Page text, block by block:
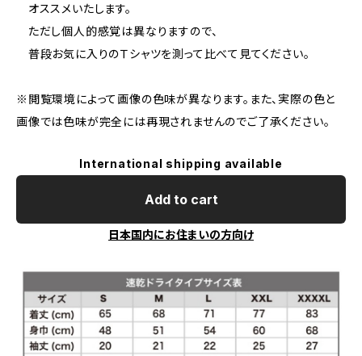
オススメいたします。
ただし個人的感覚は異なりますので、
普段お気に入りのＴシャツを測って比べて見てください。
※閲覧環境によって画像の色味が異なります。また、実際の色と
画像では色味が完全には再現されませんのでご了承ください。
International shipping available
Add to cart
日本国内にお住まいの方向け